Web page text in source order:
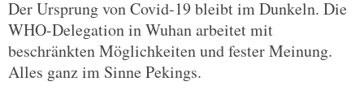
Der Ursprung von Covid-19 bleibt im Dunkeln. Die
WHO-Delegation in Wuhan arbeitet mit
beschränkten Möglichkeiten und fester Meinung.
Alles ganz im Sinne Pekings.